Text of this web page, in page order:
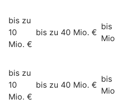
bis zu
10
Mio. €
bis zu 40 Mio. €
bis
bis zu
10
Mio. €
bis zu 40 Mio. €
bis